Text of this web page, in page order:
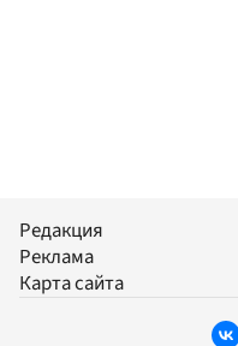
Редакция
Реклама
Карта сайта